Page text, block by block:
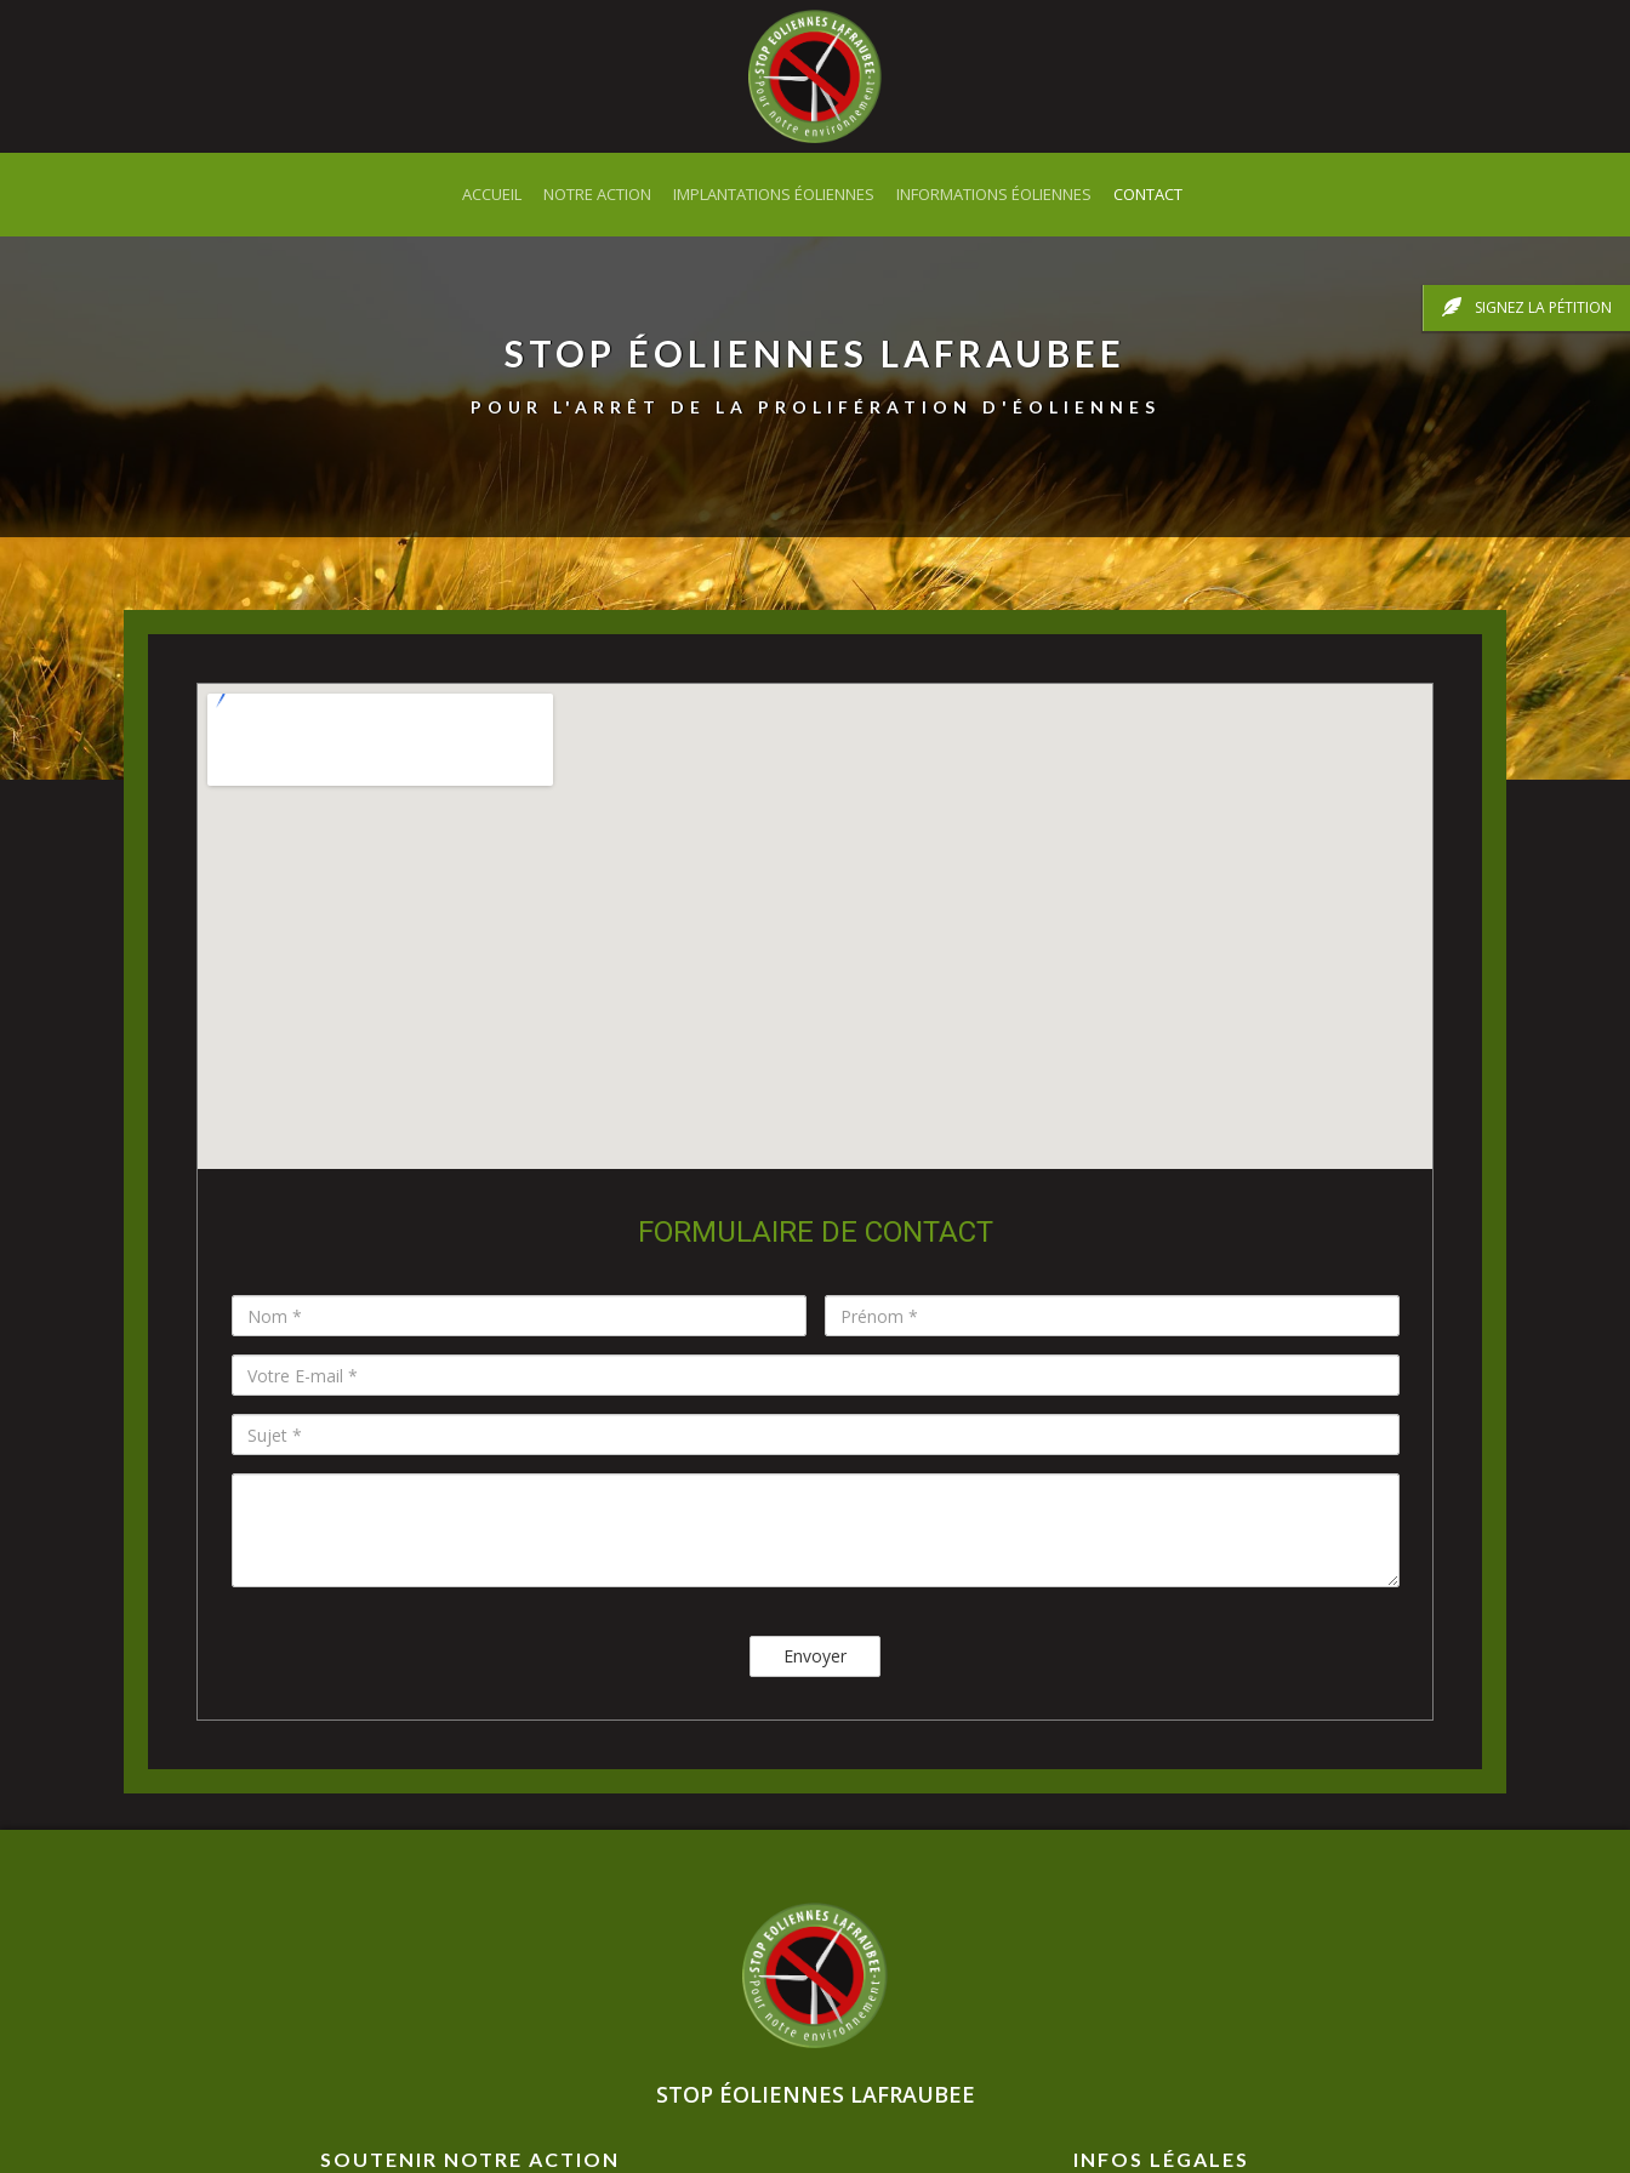
SIGNEZ LA PÉTITION
ACCUEIL NOTRE ACTION IMPLANTATIONS ÉOLIENNES INFORMATIONS ÉOLIENNES CONTACT
STOP ÉOLIENNES LAFRAUBEE
POUR L'ARRÊT DE LA PROLIFÉRATION D'ÉOLIENNES
FORMULAIRE DE CONTACT
STOP ÉOLIENNES LAFRAUBEE
SOUTENIR NOTRE ACTION INFOS LÉGALES